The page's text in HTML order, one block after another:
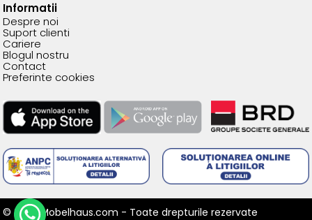
Informatii
Despre noi
Suport clienti
Cariere
Blogul nostru
Contact
Preferinte cookies
© 2026 Mobelhaus.com - Toate drepturile rezervate